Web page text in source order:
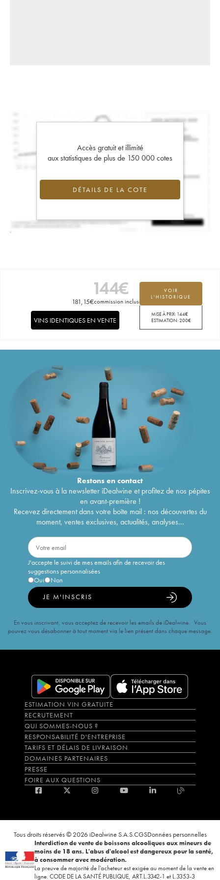
Accès gratuit et illimité
aux statistiques de plus de 150 000 cotes
DÉTAILS DE LA COTE
144€
181,15€commission incluse
VOIR
L'HISTORIQUE
MISE À PRIX: 144€
ESTIMATION:200€
VINS IDENTIQUES EN VENTE
Restons encontact
Inscrivez-vous à la newsletter iDealwine et profitez de nos pépites
en avant-première !
Recevez directement dans votre boîte mail : nos découvertes du
moment, ventes exclusives, actualités, analyses...
J'accepte le suivi de mes emails afin de recevoir des
suggestions personnalisées
Oui
Non
JE M'INSCRIS
En vous inscrivant, vous acceptez de recevoir les emails de iDealwine. Vous
pouvez vous désabonner à tout moment via le lien présent dans chaque message.
ESTIMATION VIN GRATUITE
RECRUTEMENT
QUI SOMMES-NOUS ?
RESPONSABILITÉ D'ENTREPRISE
TARIFS ET DÉLAIS DE LIVRAISON
DOMAINES PARTENAIRES
PRESSE
FOIRE AUX QUESTIONS
Tous droits réservés © 2026 iDealwine S.A.S.CGSDonnées personnelles
Interdiction de vente de boissons alcooliques aux mineurs de
moins de 18 ans. L'abus d'alcool est dangereux pour la santé,
à consommer avec modération.
La preuve de majorité de l'acheteur est exigée au moment de la vente en
ligne. CODE DE LA SANTÉ PUBLIQUE, ART.L.3342-1 et L.3353-3